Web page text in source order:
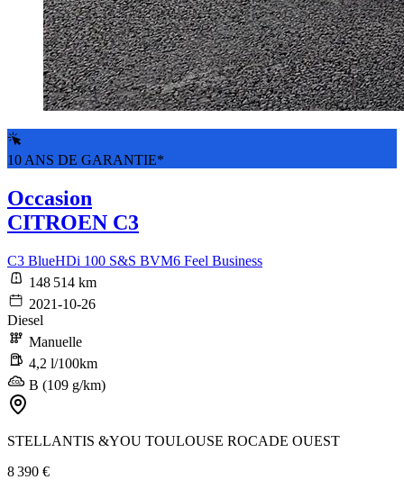
10 ANS DE GARANTIE*
Occasion
CITROEN C3
C3 BlueHDi 100 S&S BVM6 Feel Business
148 514 km
2021-10-26
Diesel
Manuelle
4,2 l/100km
B (109 g/km)
STELLANTIS &YOU TOULOUSE ROCADE OUEST
8 390 €